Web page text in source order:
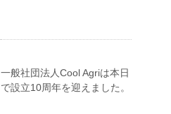
一般社団法人Cool Agriは本日
で設立10周年を迎えました。